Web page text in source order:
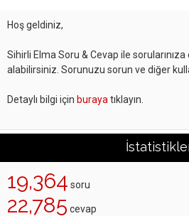
Hoş geldiniz,
Sihirli Elma Soru & Cevap ile
alabilirsiniz. Sorunuzu sorun ve diğer
Detaylı bilgi için buraya tıklayın.
19,364 soru
22,785 cevap